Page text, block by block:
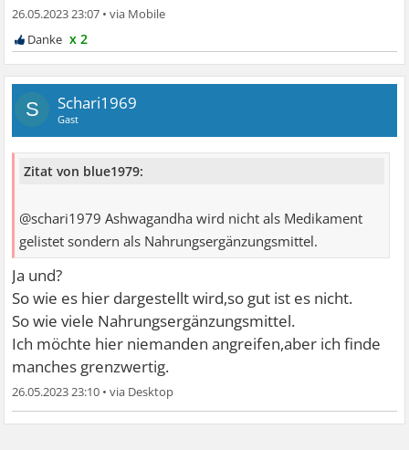
26.05.2023 23:07 •
x 2
S Schari1969
Gast
Zitat von blue1979:
@schari1979 Ashwagandha wird nicht als Medikament
gelistet sondern als Nahrungsergänzungsmittel.
Ja und?
So wie es hier dargestellt wird,so gut ist es nicht.
So wie viele Nahrungsergänzungsmittel.
Ich möchte hier niemanden angreifen,aber ich finde
manches grenzwertig.
26.05.2023 23:10 •